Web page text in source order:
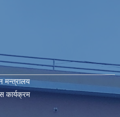
मन्त्रालय
कार्यक्रम